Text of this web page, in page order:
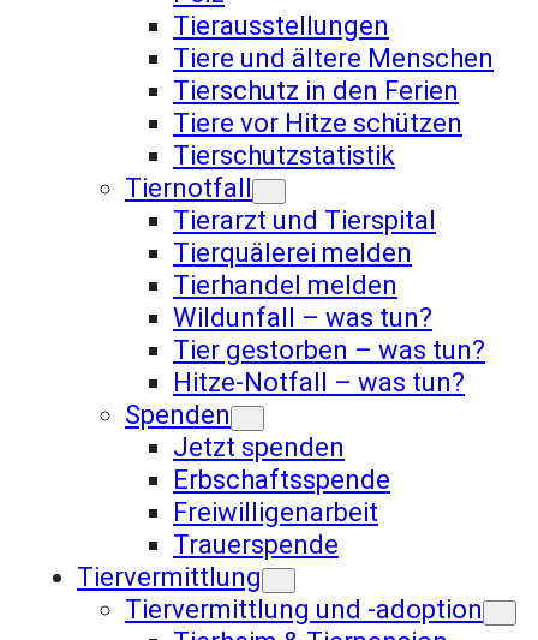
Tierausstellungen
Tiere und ältere Menschen
Tierschutz in den Ferien
Tiere vor Hitze schützen
Tierschutzstatistik
Tiernotfall
Tierarzt und Tierspital
Tierquälerei melden
Tierhandel melden
Wildunfall – was tun?
Tier gestorben – was tun?
Hitze-Notfall – was tun?
Spenden
Jetzt spenden
Erbschaftsspende
Freiwilligenarbeit
Trauerspende
Tiervermittlung
Tiervermittlung und -adoption